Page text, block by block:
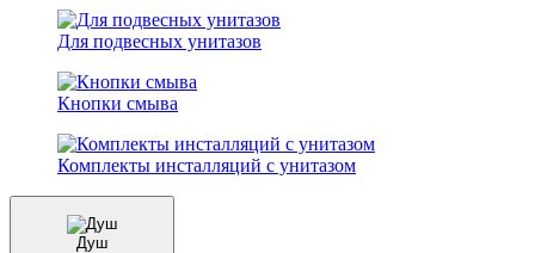
Для подвесных унитазов
Кнопки смыва
Комплекты инсталляций с унитазом
Душ